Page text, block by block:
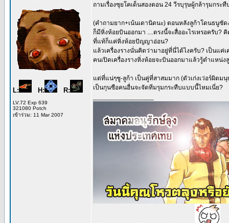
L: H: R:
LV.72 Exp 639
321080 Potch
เข้าร่วม: 11 Mar 2007
ถามเรื่องซุยโคเด็นสองตอน 24 วีรบุรุษผู้กล้ารุมกระ
(คำถามยาก+เน้นเดานิดนะ) ตอนหลังลูก้าโดนธนูซั
ก็มีหิ่งห้อยบินออกมา ....ตรงนี้จะสื่ออะไรเหรอครับ?
ที่แท้ก็แค่หิ่งห้อยปัญญาอ่อน?
แล้วเครื่องรางนั่นคิดว่ามาอยู่ที่นี่ได้ไงครับ? เป็นแค่
คนเปิดเครื่องรางหิ่งห้อยจะบินออกมาแล้วรู้ตำแหน่ง
แต่ที่แน่ๆชู-ลูก้า เป็นคู่ที่สาสมมาก (ตัวเก่งเว่อร์ผิดม
เป็นกุนซือคนอื่นจะจัดทีมรุมกระทืบแบบนี้ไหมเนี่ย?